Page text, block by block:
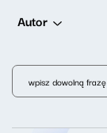
Autor